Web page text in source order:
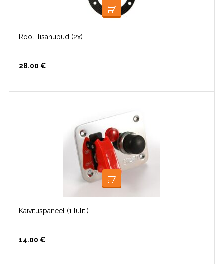
LOE EDASI
Rooli lisanupud (2x)
28.00 €
LOE EDASI
Käivituspaneel (1 lüliti)
14.00 €